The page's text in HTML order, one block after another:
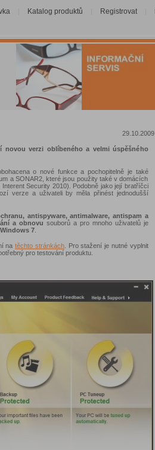
Katalog produktů Registrovat
29.10.2009
novou verzi oblíbeného a velmi úspěšného
o nové funkce a pochopitelně je také
a SONAR2, které jsou použity také v domácích
Security 2010). Podobně jako její bratříčci
verze a uživateli by měla přinést jednodušší
antispyware, antimalware, antispam a
a obnovu souborů a pro mnoho uživatelů je
Windows 7.
natěchto stránkách. Pro stažení je nutné vyplnit
pro testování produktu.